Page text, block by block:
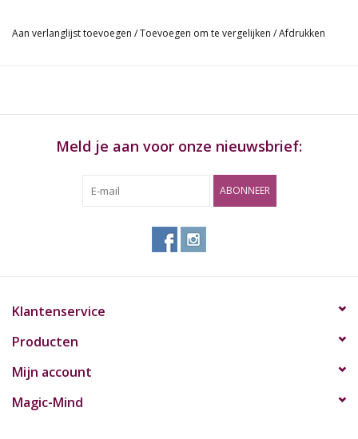
Aan verlanglijst toevoegen /Toevoegen om te vergelijken /Afdrukken
Meld je aan voor onze nieuwsbrief:
ABONNEER
Klantenservice
Producten
Mijn account
Magic-Mind